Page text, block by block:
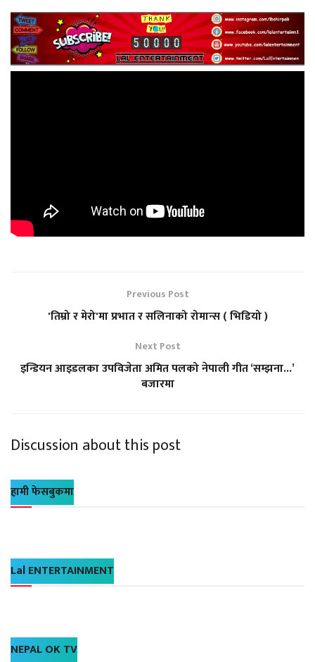
Previous Post
'तिम्रो र मेरो'मा प्रभात र सलिनाको रोमान्स ( भिडियो )
Next Post
इन्डियन आइडलका उपविजेता अमित पलको नेपाली गीत ‘सम्झना...’
बजारमा
Discussion about this post
हामी फेसबुकमा
Lal ENTERTAINMENT
NEPAL OK TV